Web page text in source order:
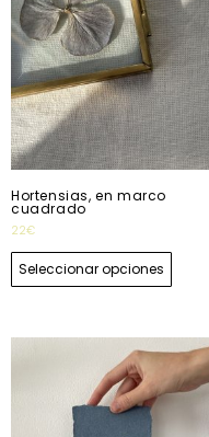
Hortensias, en marco
cuadrado
22€
Seleccionar opciones